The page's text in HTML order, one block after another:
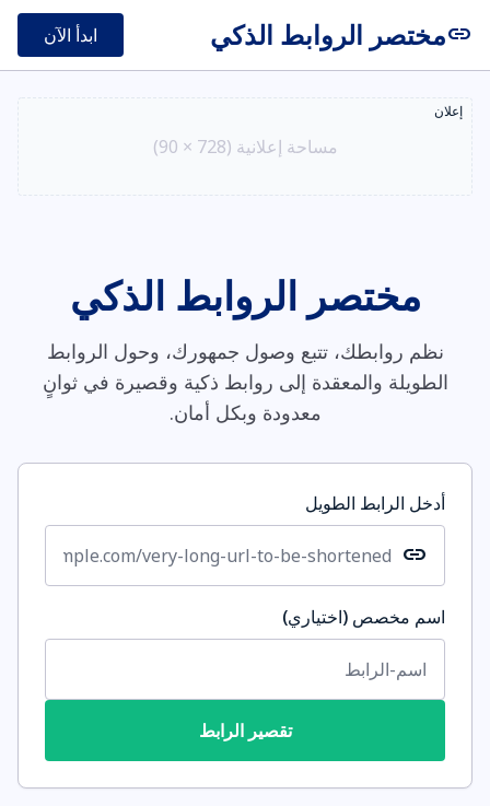
linkمختصر الروابط الذكي ابدأ الآن
إعلان
مساحة إعلانية (728 × 90)
مختصر الروابط الذكي
نظم روابطك، تتبع وصول جمهورك، وحول الروابط
الطويلة والمعقدة إلى روابط ذكية وقصيرة في ثوانٍ
معدودة وبكل أمان.
أدخل الرابط الطويل
link
اسم مخصص (اختياري)
تقصير الرابط